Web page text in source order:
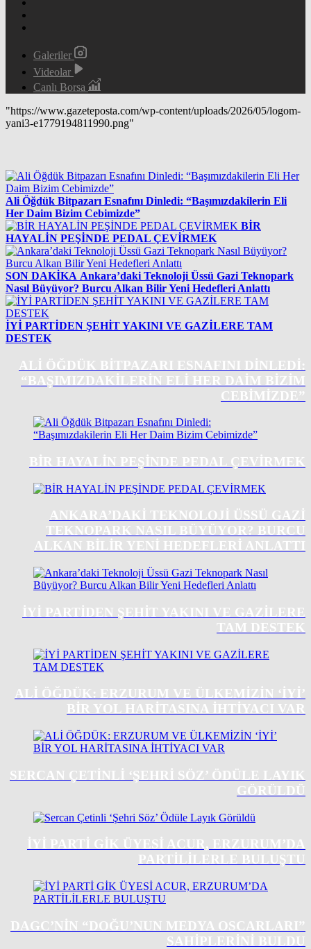
Galeriler
Videolar
Canlı Borsa
"https://www.gazeteposta.com/wp-content/uploads/2026/05/logom-
yani3-e1779194811990.png"
Ali Öğdük Bitpazarı Esnafını Dinledi: “Başımızdakilerin Eli
Her Daim Bizim Cebimizde”
BİR
HAYALİN PEŞİNDE PEDAL ÇEVİRMEK
SON DAKİKA Ankara’daki Teknoloji Üssü Gazi Teknopark
Nasıl Büyüyor? Burcu Alkan Bilir Yeni Hedefleri Anlattı
İYİ PARTİDEN ŞEHİT YAKINI VE GAZİLERE TAM
DESTEK
ALI ÖĞDÜK BITPAZARI ESNAFINI DINLEDI:
“BAŞIMIZDAKILERIN ELI HER DAIM BIZIM
CEBIMIZDE”
BİR HAYALİN PEŞİNDE PEDAL ÇEVİRMEK
ANKARA’DAKI TEKNOLOJI ÜSSÜ GAZI
TEKNOPARK NASIL BÜYÜYOR? BURCU
ALKAN BILIR YENI HEDEFLERI ANLATTI
İYİ PARTİDEN ŞEHİT YAKINI VE GAZİLERE
TAM DESTEK
ALİ ÖĞDÜK: ERZURUM VE ÜLKEMİZİN ‘İYİ’
BİR YOL HARİTASINA İHTİYACI VAR
SERCAN ÇETINLI ‘ŞEHRI SÖZ’ ÖDÜLE LAYIK
GÖRÜLDÜ
İYİ PARTİ GİK ÜYESİ ACUR, ERZURUM’DA
PARTİLİLERLE BULUŞTU
DAGC’NIN “DOĞU’NUN MEDYA OSCARLARI”
SAHIPLERINI BULDU